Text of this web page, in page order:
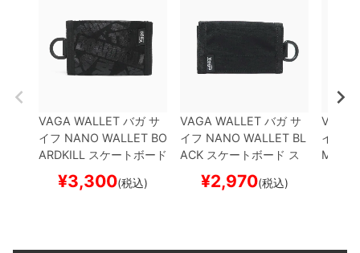
VAGA WALLET バガサ
イフ NANO WALLET BO
ARDKILL
スケートボード
スケボー
¥3,300(税込)
VAGA WALLET バガサ
イフ NANO WALLET BL
ACK スケートボード ス
ケボー
¥2,970(税込)
VAGA
イフ
MEL